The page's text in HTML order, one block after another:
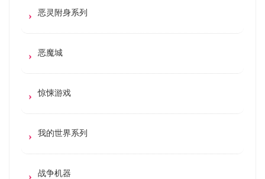
恶灵附身系列
恶魔城
惊悚游戏
我的世界系列
战争机器